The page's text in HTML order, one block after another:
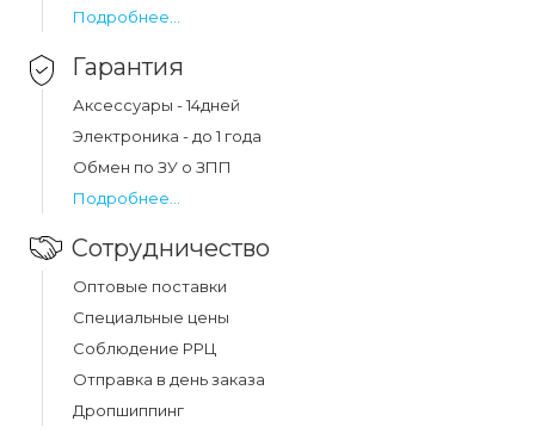
Подробнее...
Гарантия
Аксессуары - 14дней
Электроника - до 1 года
Обмен по ЗУ о ЗПП
Подробнее...
Сотрудничество
Оптовые поставки
Специальные цены
Соблюдение РРЦ
Отправка в день заказа
Дропшиппинг